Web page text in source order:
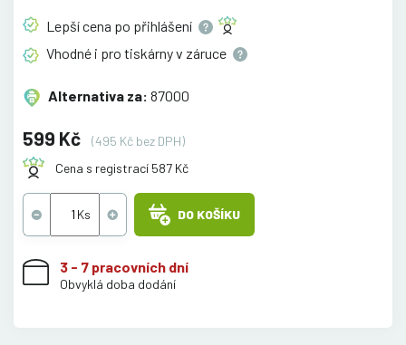
Lepší cena po přihlášení
Vhodné i pro tiskárny v záruce
Alternativa za: 87000
599 Kč
(495 Kč bez DPH)
Cena s registrací 587 Kč
DO KOŠÍKU
3 - 7 pracovních dní
Obvyklá doba dodání